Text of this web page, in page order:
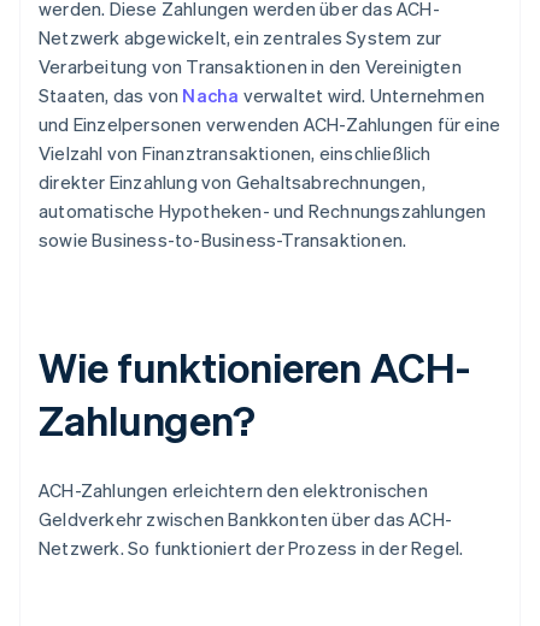
werden. Diese Zahlungen werden über das ACH-
Netzwerk abgewickelt, ein zentrales System zur
Verarbeitung von Transaktionen in den Vereinigten
Staaten, das von Nacha verwaltet wird. Unternehmen
und Einzelpersonen verwenden ACH-Zahlungen für eine
Vielzahl von Finanztransaktionen, einschließlich
direkter Einzahlung von Gehaltsabrechnungen,
automatische Hypotheken- und Rechnungszahlungen
sowie Business-to-Business-Transaktionen.
Wie funktionieren ACH-
Zahlungen?
ACH-Zahlungen erleichtern den elektronischen
Geldverkehr zwischen Bankkonten über das ACH-
Netzwerk. So funktioniert der Prozess in der Regel.